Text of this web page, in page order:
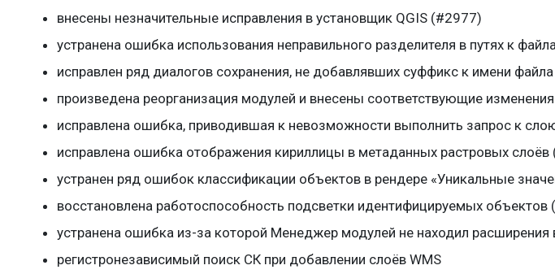
внесены незначительные исправления в установщик QGIS (#2977)
устранена ошибка использования неправильного разделителя в путях к
исправлен ряд диалогов сохранения, не добавлявших суффикс к имени файла
произведена реорганизация модулей и внесены соответствующие
исправлена ошибка, приводившая к невозможности выполнить запрос к
исправлена ошибка отображения кириллицы в метаданных растровых
устранен ряд ошибок классификации объектов в рендере «Уникальные
восстановлена работоспособность подсветки идентифицируемых объектов
устранена ошибка из-за которой Менеджер модулей не находил расширения
регистронезависимый поиск СК при добавлении слоёв WMS